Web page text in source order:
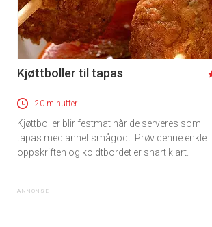
Kjøttboller til tapas
20 minutter
Kjøttboller blir festmat når de serveres som
tapas med annet smågodt. Prøv denne enkle
oppskriften og koldtbordet er snart klart.